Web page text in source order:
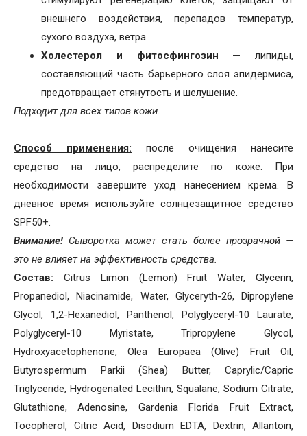
внешнего воздействия, перепадов температур,
сухого воздуха, ветра.
Холестерол и фитосфингозин — липиды,
составляющий часть барьерного слоя эпидермиса,
предотвращает стянутость и шелушение.
Подходит для всех типов кожи.
Способ применения:
после очищения нанесите
средство на лицо, распределите по коже. При
необходимости завершите уход нанесением крема. В
дневное время используйте солнцезащитное средство
SPF50+.
Внимание! Сыворотка может стать более прозрачной —
это не влияет на эффективность средства.
Состав: Citrus Limon (Lemon) Fruit Water, Glycerin,
Propanediol, Niacinamide, Water, Glyceryth-26, Dipropylene
Glycol, 1,2-Hexanediol, Panthenol, Polyglyceryl-10 Laurate,
Polyglyceryl-10 Myristate, Tripropylene Glycol,
Hydroxyacetophenone, Olea Europaea (Olive) Fruit Oil,
Butyrospermum Parkii (Shea) Butter, Caprylic/Capric
Triglyceride, Hydrogenated Lecithin, Squalane, Sodium Citrate,
Glutathione, Adenosine, Gardenia Florida Fruit Extract,
Tocopherol, Citric Acid, Disodium EDTA, Dextrin, Allantoin,